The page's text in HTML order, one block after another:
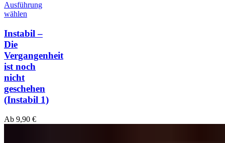
Ausführung
wählen
Instabil –
Die
Vergangenheit
ist noch
nicht
geschehen
(Instabil 1)
Ab 9,90 €